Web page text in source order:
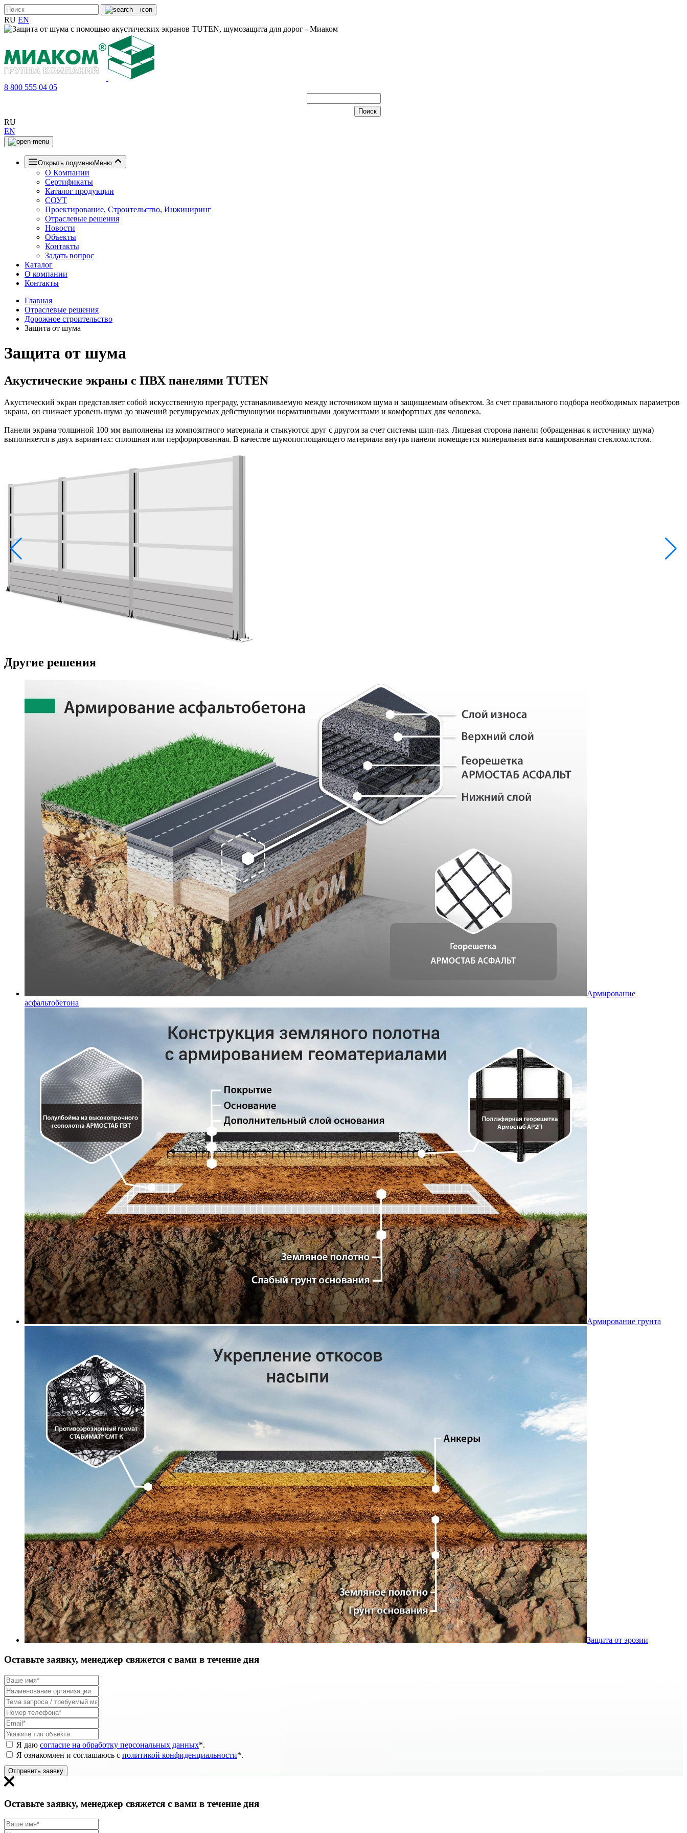
RU EN
8 800 555 04 05
RU
EN
Открыть подменюМеню
О Компании
Сертификаты
Каталог продукции
СОУТ
Проектирование, Строительство, Инжиниринг
Отраслевые решения
Новости
Объекты
Контакты
Задать вопрос
Каталог
О компании
Контакты
Главная
Отраслевые решения
Дорожное строительство
Защита от шума
Защита от шума
Акустические экраны с ПВХ панелями TUTEN
Акустический экран представляет собой искусственную преграду, устанавливаемую между источником шума и защищаемым объектом. За счет правильного подбора необходимых параметров
экрана, он снижает уровень шума до значений регулируемых действующими нормативными документами и комфортных для человека.
Панели экрана толщиной 100 мм выполнены из композитного материала и стыкуются друг с другом за счет системы шип-паз. Лицевая сторона панели (обращенная к источнику шума)
выполняется в двух вариантах: сплошная или перфорированная. В качестве шумопоглощающего материала внутрь панели помещается минеральная вата кашированная стеклохолстом.
Другие решения
Армирование
асфальтобетона
Армирование грунта
Защита от эрозии
Оставьте заявку, менеджер свяжется с вами в течение дня
Я даю согласие на обработку персональных данных*.
Я ознакомлен и соглашаюсь с политикой конфиденциальности*.
Отправить заявку
Оставьте заявку, менеджер свяжется с вами в течение дня